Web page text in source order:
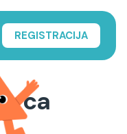
REGISTRACIJA